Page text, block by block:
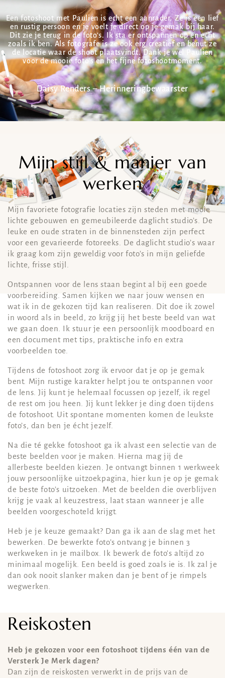
Een fotoshoot met Paulien is echt een aanrader. Ze is een lief
en rustig persoon en je voelt je direct op je gemak bij haar.
Dit zie je terug in de foto’s. Ik sta er ontspannen op en echt
zoals ik ben. Als fotografe is ze ook erg creatief en benut ze
de locatie waar de shoot plaatsvindt. Dank je wel Paulien
voor de mooie foto’s en het fijne fotoshootmoment.
Daisy Renders – Herinneringbewaarster
Mijn stijl & manier van
werken
Mijn favoriete fotografie locaties zijn steden met mooie
lichte gebouwen en gemeubileerde daglicht studio’s. De
leuke en oude straten in de binnensteden zijn perfect
voor een gevarieerde fotoreeks. De daglicht studio’s waar
ik graag kom zijn geweldig voor foto’s in mijn geliefde
lichte, frisse stijl.
Ontspannen voor de lens staan begint al bij een goede
voorbereiding. Samen kijken we naar jouw wensen en
wat ik in de gekozen tijd kan realiseren. Dit doe ik zowel
in woord als in beeld, zo krijg jij het beste beeld van wat
we gaan doen. Ik stuur je een persoonlijk moodboard en
een document met tips, praktische info en extra
voorbeelden toe.
Tijdens de fotoshoot zorg ik ervoor dat je op je gemak
bent. Mijn rustige karakter helpt jou te ontspannen voor
de lens. Jij kunt je helemaal focussen op jezelf, ik regel
de rest om jou heen. Jij kunt lekker je ding doen tijdens
de fotoshoot. Uit spontane momenten komen de leukste
foto’s, dan ben je écht jezelf.
Na die té gekke fotoshoot ga ik alvast een selectie van de
beste beelden voor je maken. Hierna mag jij de
allerbeste beelden kiezen. Je ontvangt binnen 1 werkweek
jouw persoonlijke uitzoekpagina, hier kun je op je gemak
de beste foto’s uitzoeken. Met de beelden die overblijven
krijg je vaak al keuzestress, laat staan wanneer je alle
beelden voorgeschoteld krijgt.
Heb je je keuze gemaakt? Dan ga ik aan de slag met het
bewerken. De bewerkte foto’s ontvang je binnen 3
werkweken in je mailbox. Ik bewerk de foto’s altijd zo
minimaal mogelijk. Een beeld is goed zoals ie is. Ik zal je
dan ook nooit slanker maken dan je bent of je rimpels
wegwerken.
Reiskosten
Heb je gekozen voor een fotoshoot tijdens één van de
Versterk Je Merk dagen?
Dan zijn de reiskosten verwerkt in de prijs van de